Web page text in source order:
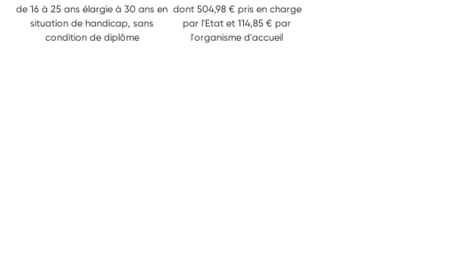
de 16 à 25 ans élargie à 30 ans en
situation de handicap, sans
condition de diplôme
dont 504,98 € pris en charge
par l'Etat et 114,85 € par
l'organisme d'accueil